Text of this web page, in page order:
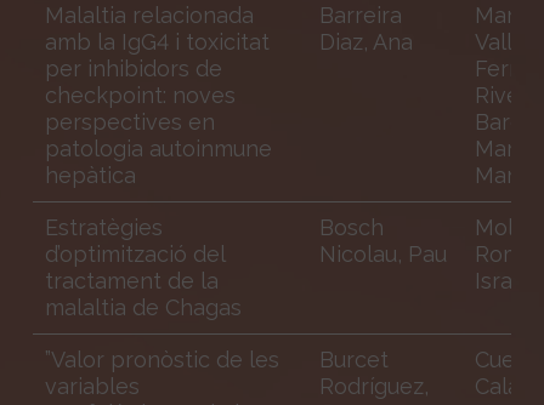
Malaltia relacionada
amb la IgG4 i toxicitat
per inhibidors de
checkpoint: noves
perspectives en
patologia autoinmune
hepàtica
Barreira
Diaz, Ana
Valle,
Maria
Mar
Estratègies
d’optimització del
tractament de la
malaltia de Chagas
Bosch
Nicolau, Pau
Molina
Israel
”Valor pronòstic de les
variables
Burcet
Rodríguez,